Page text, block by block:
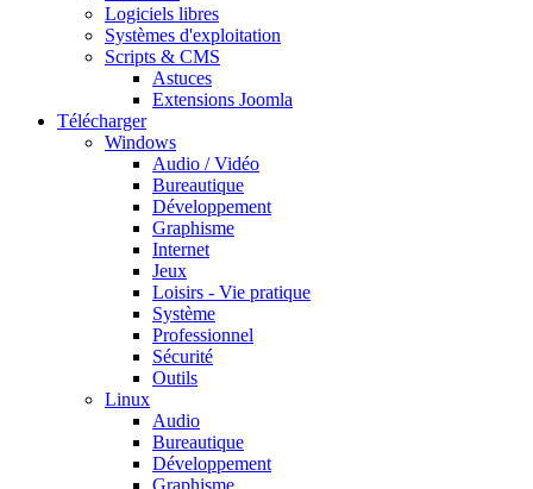
Logiciels libres
Systèmes d'exploitation
Scripts & CMS
Astuces
Extensions Joomla
Télécharger
Windows
Audio / Vidéo
Bureautique
Développement
Graphisme
Internet
Jeux
Loisirs - Vie pratique
Système
Professionnel
Sécurité
Outils
Linux
Audio
Bureautique
Développement
Graphisme